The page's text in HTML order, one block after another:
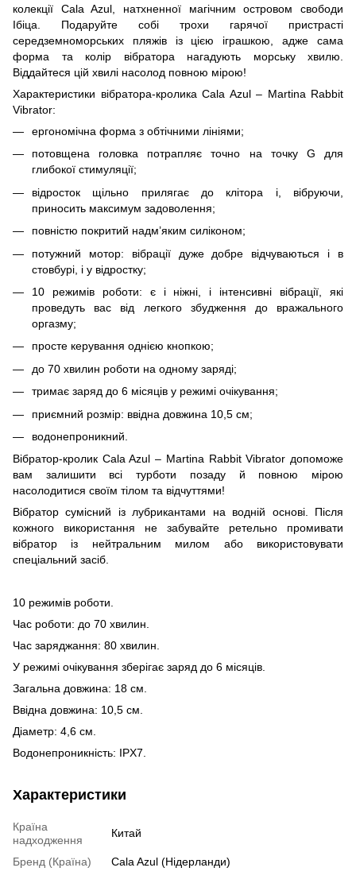
колекції Cala Azul, натхненної магічним островом свободи
Ібіца. Подаруйте собі трохи гарячої пристрасті
середземноморських пляжів із цією іграшкою, адже сама
форма та колір вібратора нагадують морську хвилю.
Віддайтеся цій хвилі насолод повною мірою!
Характеристики вібратора-кролика Cala Azul – Martina Rabbit
Vibrator:
ергономічна форма з обтічними лініями;
потовщена головка потрапляє точно на точку G для
глибокої стимуляції;
відросток щільно прилягає до клітора і, вібруючи,
приносить максимум задоволення;
повністю покритий надм’яким силіконом;
потужний мотор: вібрації дуже добре відчуваються і в
стовбурі, і у відростку;
10 режимів роботи: є і ніжні, і інтенсивні вібрації, які
проведуть вас від легкого збудження до вражального
оргазму;
просте керування однією кнопкою;
до 70 хвилин роботи на одному заряді;
тримає заряд до 6 місяців у режимі очікування;
приємний розмір: ввідна довжина 10,5 см;
водонепроникний.
Вібратор-кролик Cala Azul – Martina Rabbit Vibrator допоможе
вам залишити всі турботи позаду й повною мірою
насолодитися своїм тілом та відчуттями!
Вібратор сумісний із лубрикантами на водній основі. Після
кожного використання не забувайте ретельно промивати
вібратор із нейтральним милом або використовувати
спеціальний засіб.
10 режимів роботи.
Час роботи: до 70 хвилин.
Час заряджання: 80 хвилин.
У режимі очікування зберігає заряд до 6 місяців.
Загальна довжина: 18 см.
Ввідна довжина: 10,5 см.
Діаметр: 4,6 см.
Водонепроникність: IPX7.
Характеристики
Країна
надходження
Китай
Бренд (Країна) Cala Azul (Нідерланди)